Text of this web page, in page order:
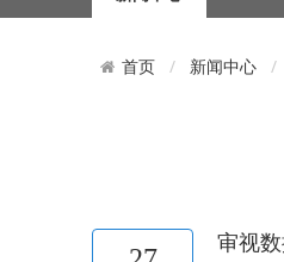
首页 新闻中心
审视